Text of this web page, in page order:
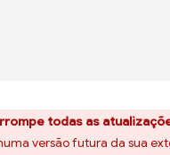
todas as
versão futura da sua